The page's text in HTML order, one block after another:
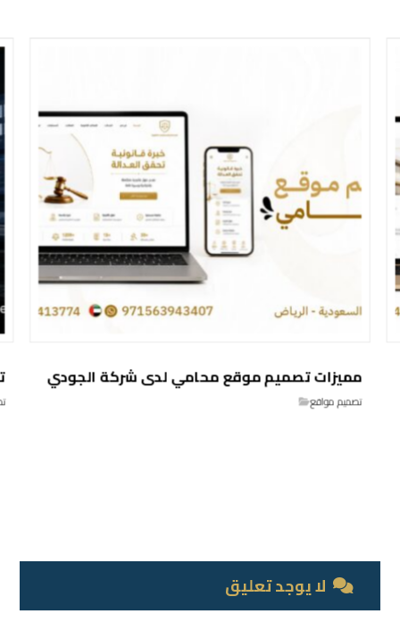
مميزات تصميم موقع محامي لدى شركة الجودي
تصميم مواقع
لا يوجد تعليق